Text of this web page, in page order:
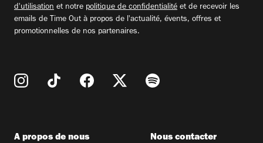
d'utilisation et notre politique de confidentialité et de recevoir les
emails de Time Out à propos de l'actualité, évents, offres et
promotionnelles de nos partenaires.
A propos de nous Nous contacter